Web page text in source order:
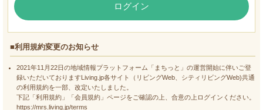
ログイン
■利用規約変更のお知らせ
2021年11月22日の地域情報プラットフォーム「まちっと」の運営開始に伴いご登
録いただいておりますLiving.jp各サイト（リビングWeb、シティリビングWeb)共通
の利用規約を一部、改定いたしました。
下記「利用規約」「会員規約」ページをご確認の上、合意の上ログインください。
https://mrs.living.jp/terms